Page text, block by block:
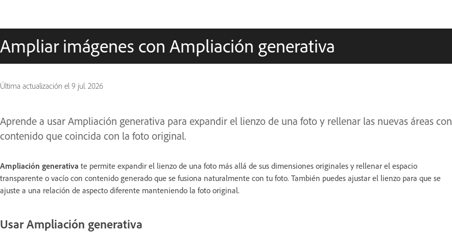
Ampliar imágenes con Ampliación generativa
Última actualización el 9 jul. 2026
Aprende a usar Ampliación generativa para expandir el lienzo de una foto y rellenar las nuevas áreas con
contenido que coincida con la foto original.
Ampliación generativa te permite expandir el lienzo de una foto más allá de sus dimensiones originales y rellenar el espacio
transparente o vacío con contenido generado que se fusiona naturalmente con tu foto. También puedes ajustar el lienzo para que se
ajuste a una relación de aspecto diferente manteniendo la foto original.
Usar Ampliación generativa